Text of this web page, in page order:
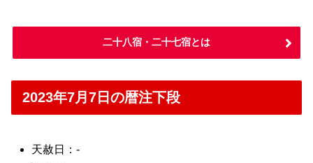
二十八宿・二十七宿とは
2023年7月7日の暦注下段
天赦日：-